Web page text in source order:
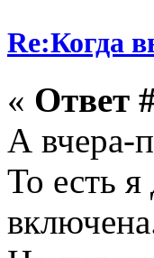
Re:Когда
« Ответ
А вчера-
То есть